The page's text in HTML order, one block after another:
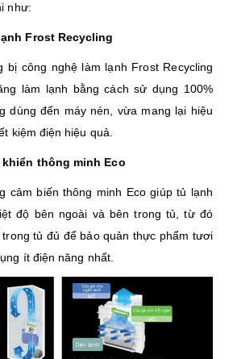
như:
Frost Recycling
bị công nghệ làm lạnh Frost Recycling
làm lạnh bằng cách sử dụng 100%
dùng đến máy nén, vừa mang lại hiệu
kiệm điện hiệu quả.
thông minh Eco
cảm biến thông minh Eco giúp tủ lạnh
độ bên ngoài và bên trong tủ, từ đó
tủ đủ để bảo quản thực phẩm tươi
ít điện năng nhất.